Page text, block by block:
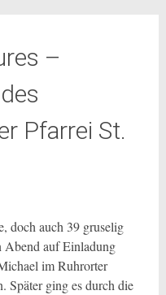
–
Pfarrei St.
doch auch 39 gruselig
Abend auf Einladung
im Ruhrorter
Später ging es durch die